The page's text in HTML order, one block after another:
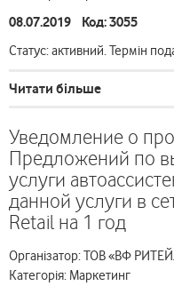
08.07.2019 Код: 3055
Статус: активний. Термін
Читати більше
Уведомление о
Предложений по
услуги
данной услуги в
Retail на 1 год
Організатор: ТОВ «ВФ
Категорія: Маркетинг